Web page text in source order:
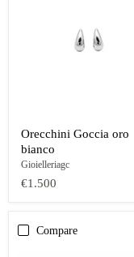
Orecchini Goccia oro
bianco
Gioielleriagc
€1.500
Compare